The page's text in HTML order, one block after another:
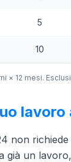
5
10
× 12 mesi.
lavoro
non
già un